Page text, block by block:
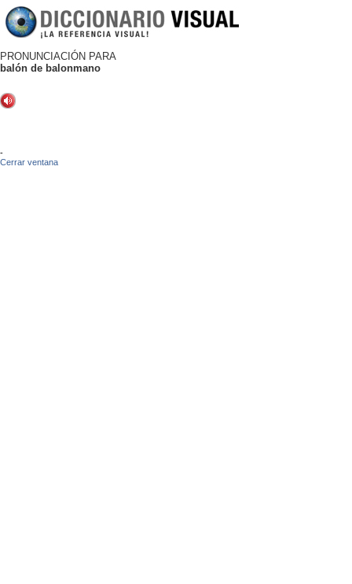
PRONUNCIACIÓN PARA
balón de balonmano
-
Cerrar ventana